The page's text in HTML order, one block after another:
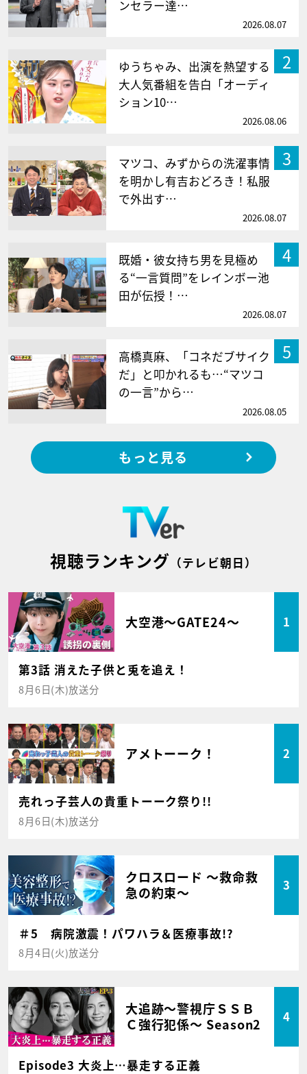
ンセラー達…
2026.08.07
2
ゆうちゃみ、出演を熱望する
大人気番組を告白「オーディ
ション10…
2026.08.06
3
マツコ、みずからの洗濯事情
を明かし有吉おどろき！私服
で外出す…
2026.08.07
4
既婚・彼女持ち男を見極め
る“一言質問”をレインボー池
田が伝授！…
2026.08.07
5
高橋真麻、「コネだブサイク
だ」と叩かれるも…“マツコ
の一言”から…
2026.08.05
もっと見る
視聴ランキング （テレビ朝日）
大空港～GATE24～ 1
第3話 消えた子供と兎を追え！
8月6日(木)放送分
アメトーーク！ 2
売れっ子芸人の貴重トーーク祭り!!
8月6日(木)放送分
クロスロード ～救命救
急の約束～
3
＃5 病院激震！パワハラ＆医療事故!?
8月4日(火)放送分
大追跡～警視庁ＳＳＢ
Ｃ強行犯係～ Season2
4
Episode3 大炎上…暴走する正義